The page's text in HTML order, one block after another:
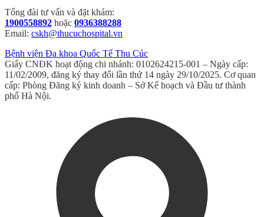
Tổng đài tư vấn và đặt khám:
1900558892 hoặc 0936388288
Email: cskh@thucuchospital.vn
Bệnh viện Đa khoa Quốc Tế Thu Cúc
Giấy CNĐK hoạt động chi nhánh: 0102624215-001 – Ngày cấp:
11/02/2009, đăng ký thay đổi lần thứ 14 ngày 29/10/2025. Cơ quan
cấp: Phòng Đăng ký kinh doanh – Sở Kế hoạch và Đầu tư thành
phố Hà Nội.